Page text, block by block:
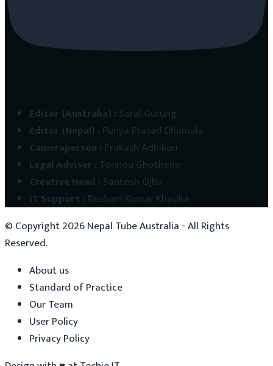
Editor (Australia) : Saral Gurung
Editor (Nepal) : Punya Prasad Dhamala
Cameraperson : Prakash Adhikari
Legal Adviser: Tonnou Ghothane
Creative Head : Santosh Ojha
IT Support : Resham Kumar Khadka
© Copyright2026Nepal Tube Australia - All Rights
Reserved.
About us
Standard of Practice
Our Team
User Policy
Privacy Policy